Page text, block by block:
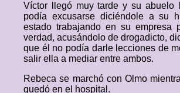
Víctor llegó muy tarde y su abuelo
podía excusarse diciéndole a su
estado trabajando en su empresa
verdad, acusándolo de drogadicto,
que él no podía darle lecciones de
salir ella a mediar entre ambos.
Rebeca se marchó con Olmo
quedó en el hospital.